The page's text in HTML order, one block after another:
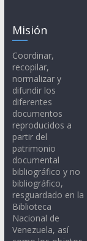
Misión
Coordinar,
recopilar,
normalizar y
difundir los
diferentes
documentos
reproducidos a
partir del
patrimonio
documental
bibliográfico y no
bibliográfico,
resguardado en la
Biblioteca
Nacional de
Venezuela, así